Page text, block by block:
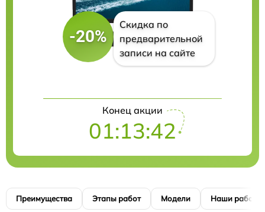
-20%
Скидка по
предварительной
записи на сайте
Конец акции
01:13:41
Преимущества Этапы работ Модели Наши работы